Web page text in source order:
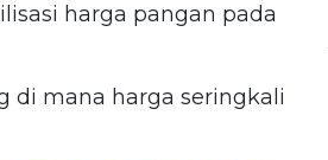
harga pangan pada
di mana harga seringkali